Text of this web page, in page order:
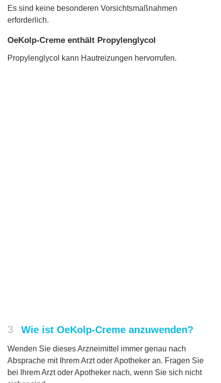
Es sind keine besonderen Vorsichtsmaßnahmen
erforderlich.
OeKolp-Creme enthält Propylenglycol
Propylenglycol kann Hautreizungen hervorrufen.
3 Wie ist OeKolp-Creme anzuwenden?
Wenden Sie dieses Arzneimittel immer genau nach
Absprache mit Ihrem Arzt oder Apotheker an. Fragen Sie
bei Ihrem Arzt oder Apotheker nach, wenn Sie sich nicht